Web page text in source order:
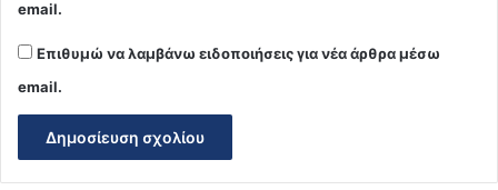
email.
Επιθυμώ να λαμβάνω ειδοποιήσεις για νέα άρθρα μέσω
email.